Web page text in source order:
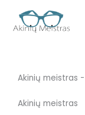
turinio
Akinių meistras
Akinių meistras